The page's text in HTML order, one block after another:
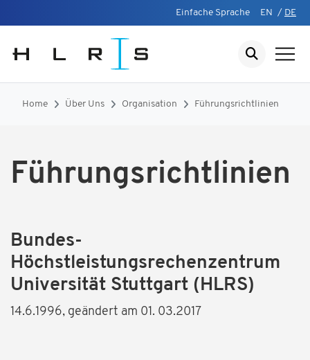
Einfache Sprache EN / DE
Home Über Uns Organisation Führungsrichtlinien
Führungsrichtlinien
Bundes-
Höchstleistungsrechenzentrum
Universität Stuttgart (HLRS)
14.6.1996, geändert am 01. 03.2017